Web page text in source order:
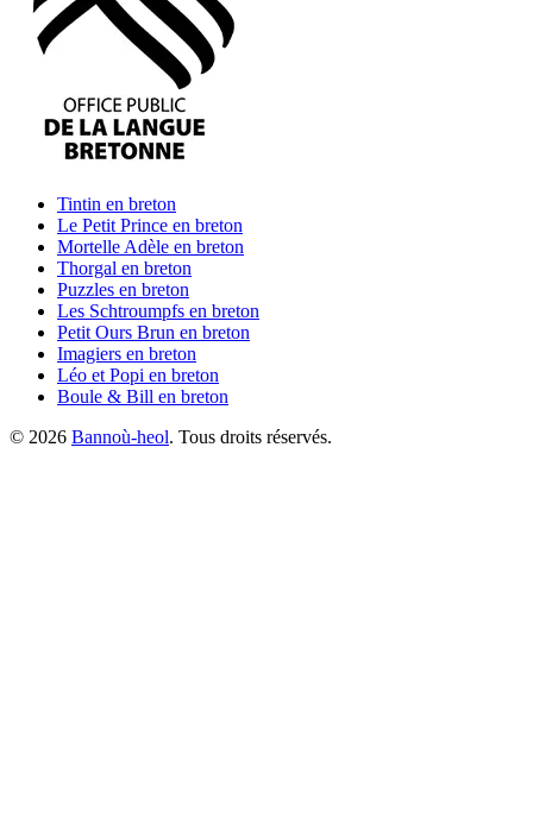
Tintin en breton
Le Petit Prince en breton
Mortelle Adèle en breton
Thorgal en breton
Puzzles en breton
Les Schtroumpfs en breton
Petit Ours Brun en breton
Imagiers en breton
Léo et Popi en breton
Boule & Bill en breton
© 2026 Bannoù-heol. Tous droits réservés.